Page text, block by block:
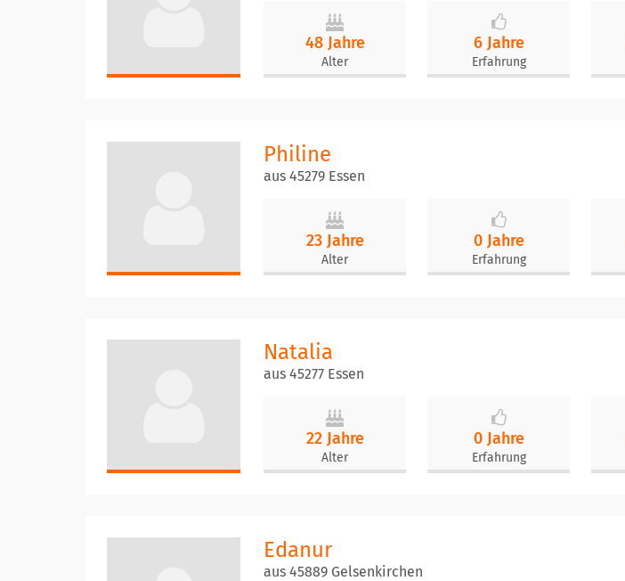
48 Jahre
Alter
6 Jahre
Erfahrung
Philine
aus 45279 Essen
23 Jahre
Alter
0 Jahre
Erfahrung
Natalia
aus 45277 Essen
22 Jahre
Alter
0 Jahre
Erfahrung
Edanur
aus 45889 Gelsenkirchen